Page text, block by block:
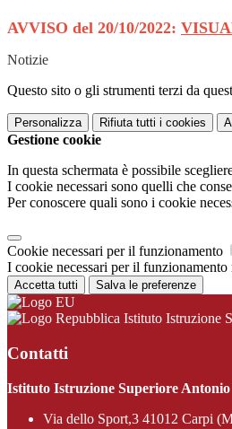
AVVISO del 20/10/2022:
Notizie
Questo sito o gli strumenti terzi da
Personalizza Rifiuta tutti i cookies
Gestione cookie
In questa schermata è possibile
I cookie necessari sono quelli che
Per conoscere quali sono i cookie
Cookie necessari per il funzionamento
I cookie necessari per il
Accetta tutti Salva le preferenze
Istituto Istruzione
Contatti
Istituto Istruzione Superiore
Via dello Sport,3 41012 Carpi